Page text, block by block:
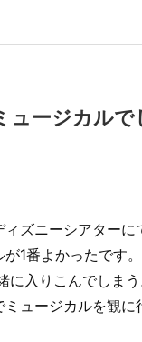
ュージカルで
ズニーシアターに
1番よかったです
に入りこんでしま
ュージカルを観